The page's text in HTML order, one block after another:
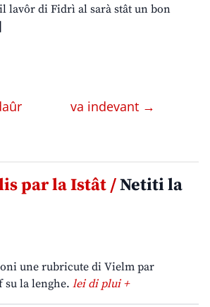
lavôr di Fidrì al sarà stât un bon
va indevant →
par la Istât /Netiti la
une rubricute di Vielm par
la lenghe. lei di plui +